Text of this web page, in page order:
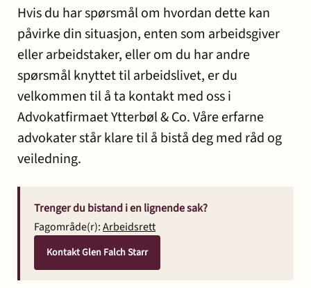
Hvis du har spørsmål om hvordan dette kan
påvirke din situasjon, enten som arbeidsgiver
eller arbeidstaker, eller om du har andre
spørsmål knyttet til arbeidslivet, er du
velkommen til å ta kontakt med oss i
Advokatfirmaet Ytterbøl & Co. Våre erfarne
advokater står klare til å bistå deg med råd og
veiledning.
Trenger du bistand i en lignende sak?
Fagområde(r):Arbeidsrett
Kontakt Glen Falch Starr